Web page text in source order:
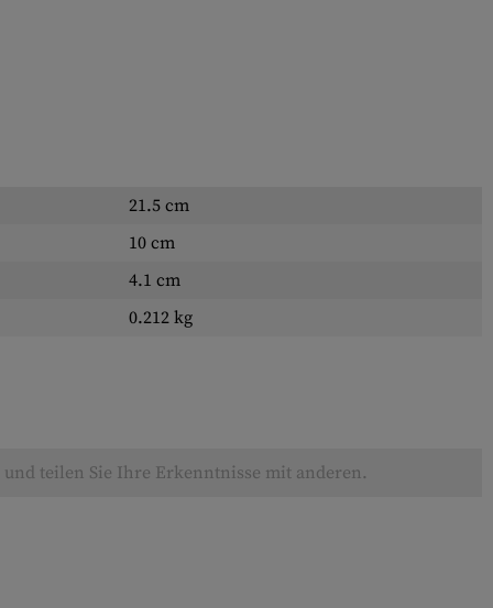
21.5 cm
10 cm
4.1 cm
0.212 kg
teilen Sie Ihre Erkenntnisse mit anderen.